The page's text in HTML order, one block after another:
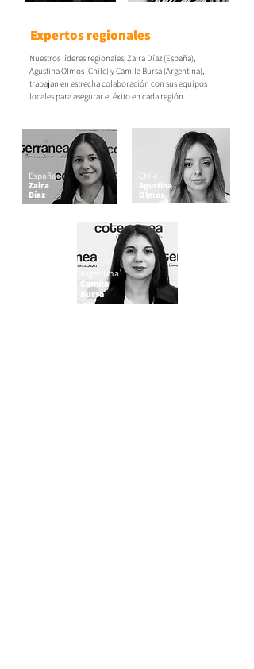
Expertos regionales
Nuestros líderes regionales, Zaira Díaz (España),
Agustina Olmos (Chile) y Camila Bursa (Argentina),
trabajan en estrecha colaboración con sus equipos
locales para asegurar el éxito en cada región.
España
Zaira
Díaz
Chile
Agustina
Olmos
Argentina
Camila
Bursa